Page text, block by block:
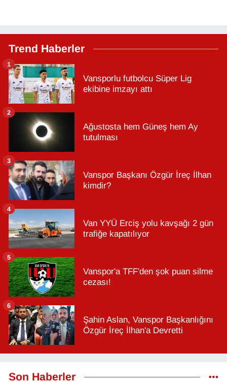
Trend Haberler
Vansporlu futbolcu Süper Lig
ekibine imzayı attı
1
Ağustosta hem Güneş hem Ay
tutulması
2
Vanspor Başkanı Özgür İreç İlhan
kimdir?
3
Van YYÜ Erciş yolu kavşağı 2 gün
trafiğe kapatılıyor
4
Vanspor'a TFF'den şok puan silme
cezası!
5
Şahin Aslan, Vanspor Başkanlığını
Özgür İreç İlhan'a Devretti
6
Son Haberler